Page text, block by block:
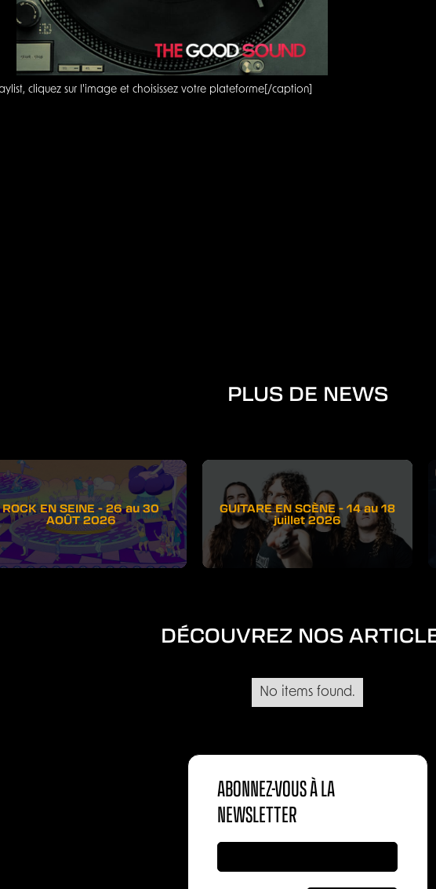
cliquez sur l'image et choisissez votre plateforme[/caption]
PLUS DE NEWS
ROCK EN SEINE - 26 au 30
AOÛT 2026
GUITARE EN SCÈNE - 14 au 18
juillet 2026
DÉCOUVREZ NOS
No items found.
ABONNEZ-VOUS À LA
NEWSLETTER